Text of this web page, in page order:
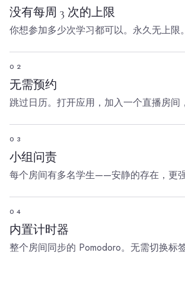
没有每周 3 次的上限
你想参加多少次学习都可以。永久无上限。
02
无需预约
跳过日历。打开应用，加入一个直播房间
03
小组问责
每个房间有多名学生——安静的存在，更强
04
内置计时器
整个房间同步的 Pomodoro。无需切换标签